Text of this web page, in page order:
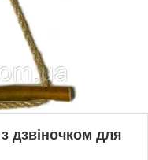
дзвіночком для